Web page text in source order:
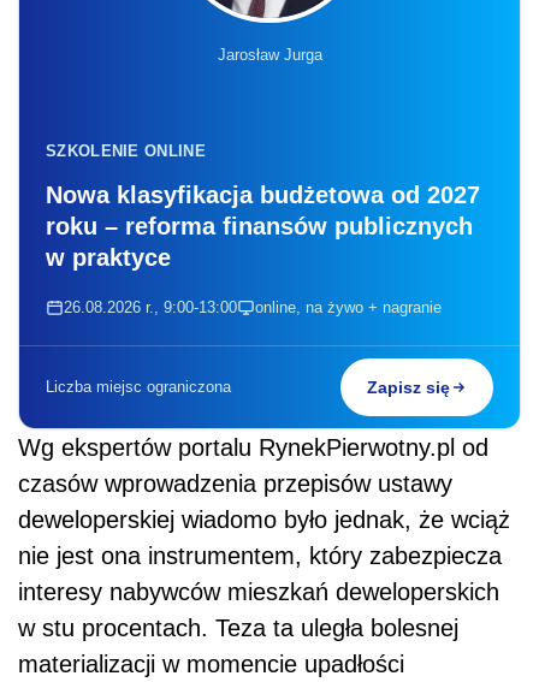
Jarosław Jurga
SZKOLENIE ONLINE
Nowa klasyfikacja budżetowa od 2027
roku – reforma finansów publicznych
w praktyce
26.08.2026 r., 9:00-13:00 online, na żywo + nagranie
Liczba miejsc ograniczona Zapisz się
Wg ekspertów portalu RynekPierwotny.pl od
czasów wprowadzenia przepisów ustawy
deweloperskiej wiadomo było jednak, że wciąż
nie jest ona instrumentem, który zabezpiecza
interesy nabywców mieszkań deweloperskich
w stu procentach. Teza ta uległa bolesnej
materializacji w momencie upadłości